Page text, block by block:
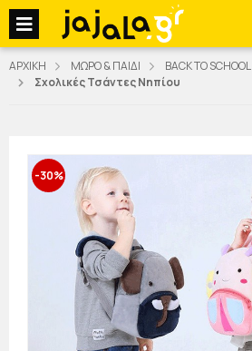
jajala Menu
ΑΡΧΙΚΗ ΜΩΡΟ & ΠΑΙΔΙ
BACK TO SCHOOL
Σχολικές Τσάντες Νηπίου
-30%